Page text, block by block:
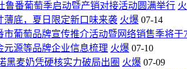
鲁番葡萄季启动暨产销对接活动圆满举行
底，夏日限定新口味来袭 火爆 07-14
市葡萄品牌宣传推介活动暨网络销售季将于
元源等品牌企业信息梳理 火爆 07-10
黑麦奶凭硬核实力破局出圈 火爆 07-09